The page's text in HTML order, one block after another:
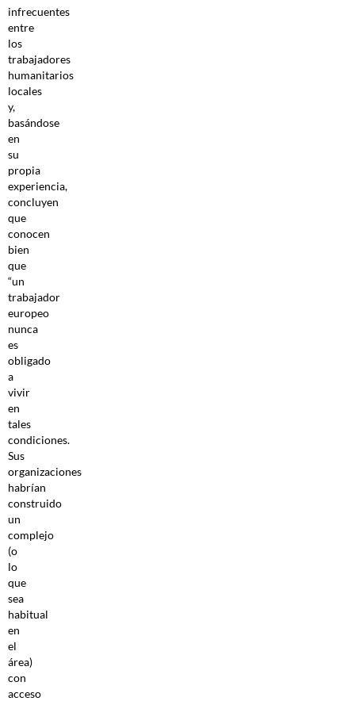
infrecuentes
entre
los
trabajadores
humanitarios
locales
y,
basándose
en
su
propia
experiencia,
concluyen
que
conocen
bien
que
“un
trabajador
europeo
nunca
es
obligado
a
vivir
en
tales
condiciones.
Sus
organizaciones
habrían
construido
un
complejo
(o
lo
que
sea
habitual
en
el
área)
con
acceso